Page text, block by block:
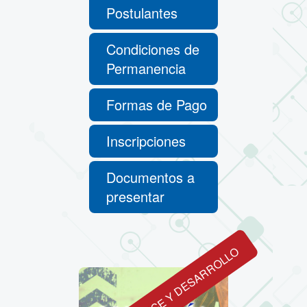
Postulantes
Condiciones de
Permanencia
Formas de Pago
Inscripciones
Documentos a
presentar